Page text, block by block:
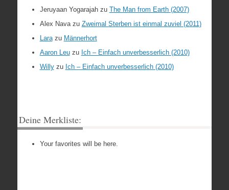
Jeruyaan Yogarajahzu The Man from Earth (2007)
Alex Navazu Zweimal Sterben ist einmal zuviel (2011)
Larazu Männerhort
Aaron Leuzu Ich – Einfach unverbesserlich (2010)
Willyzu Ich – Einfach unverbesserlich (2010)
Deine Merkliste:
Your favorites will be here.